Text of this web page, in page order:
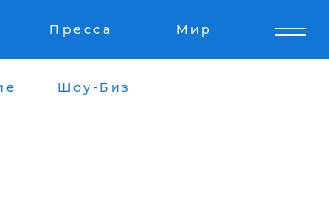
Пресса Мир
Шоу-Биз